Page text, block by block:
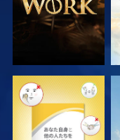
観る